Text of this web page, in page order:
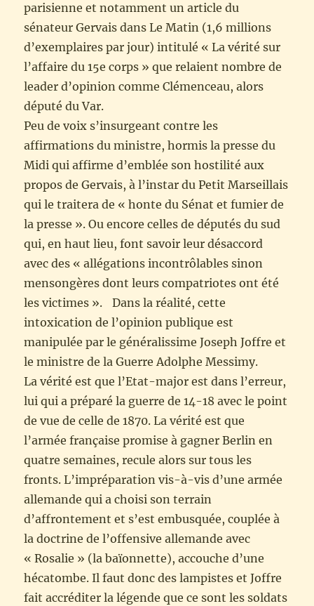
parisienne et notamment un article du
sénateur Gervais dans Le Matin (1,6 millions
d’exemplaires par jour) intitulé « La vérité sur
l’affaire du 15e corps » que relaient nombre de
leader d’opinion comme Clémenceau, alors
député du Var.
Peu de voix s’insurgeant contre les
affirmations du ministre, hormis la presse du
Midi qui affirme d’emblée son hostilité aux
propos de Gervais, à l’instar du Petit Marseillais
qui le traitera de « honte du Sénat et fumier de
la presse ». Ou encore celles de députés du sud
qui, en haut lieu, font savoir leur désaccord
avec des « allégations incontrôlables sinon
mensongères dont leurs compatriotes ont été
les victimes ». Dans la réalité, cette
intoxication de l’opinion publique est
manipulée par le généralissime Joseph Joffre et
le ministre de la Guerre Adolphe Messimy.
La vérité est que l’Etat-major est dans l’erreur,
lui qui a préparé la guerre de 14-18 avec le point
de vue de celle de 1870. La vérité est que
l’armée française promise à gagner Berlin en
quatre semaines, recule alors sur tous les
fronts. L’impréparation vis-à-vis d’une armée
allemande qui a choisi son terrain
d’affrontement et s’est embusquée, couplée à
la doctrine de l’offensive allemande avec
« Rosalie » (la baïonnette), accouche d’une
hécatombe. Il faut donc des lampistes et Joffre
fait accréditer la légende que ce sont les soldats